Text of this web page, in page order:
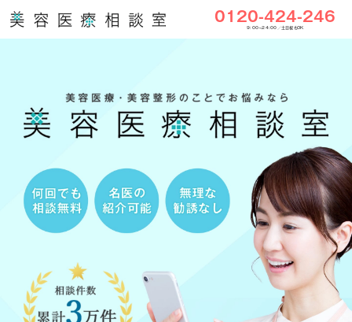
0120-424-246
9:00〜24:00／土日祝もOK